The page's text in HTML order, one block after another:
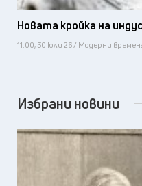
Новата кройка на
11:00, 30 юли 26 / Модерни
Избрани новини